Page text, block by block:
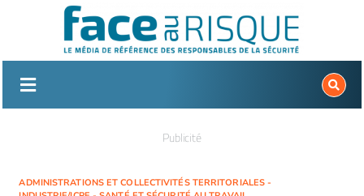
Publicité
ADMINISTRATIONS ET COLLECTIVITÉS TERRITORIALES -